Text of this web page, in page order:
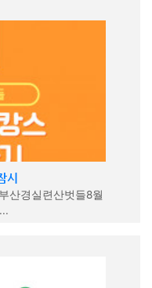
시
산경실련산벗들8월